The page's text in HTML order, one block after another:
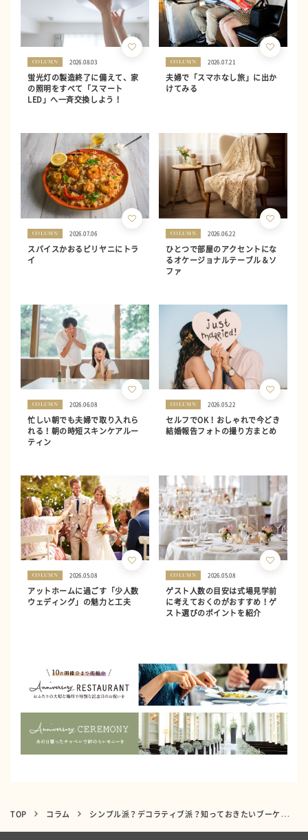
COLUMN 2026.08.03
蛍光灯の製造終了に備えて、家
の照明をすべて「スマート
LED」へ一斉交換しよう！
COLUMN 2026.07.21
夫婦で「スマホなし旅」に出か
けてみる
COLUMN 2026.07.06
スパイスかおるビリヤニにトラ
イ
COLUMN 2026.06.22
ひとつで部屋のアクセントにな
るオケージョナルテーブル＆ソ
ファ
COLUMN 2026.06.08
忙しい朝でも夫婦で取り入れら
れる！朝の時短スキンケアルー
ティン
COLUMN 2026.05.22
セルフでOK！おしゃれで今どき
結婚報告フォトの撮り方まとめ
COLUMN 2026.05.08
アットホームに過ごす「少人数
ウェディング」の魅力と工夫
COLUMN 2026.05.08
ゲスト人数の目安は式場見学前
に考えておくのがおすすめ！ゲ
スト選びのポイントを紹介
TOP コラム シンプル派？デコラティブ派？知っておきたいブーケトレンド